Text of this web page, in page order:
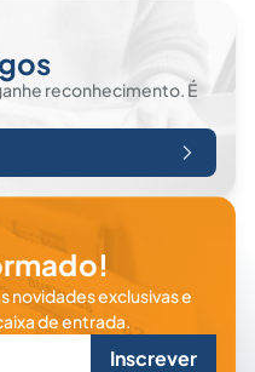
reconhecimento. É
novidades exclusivas e
de entrada.
Inscrever